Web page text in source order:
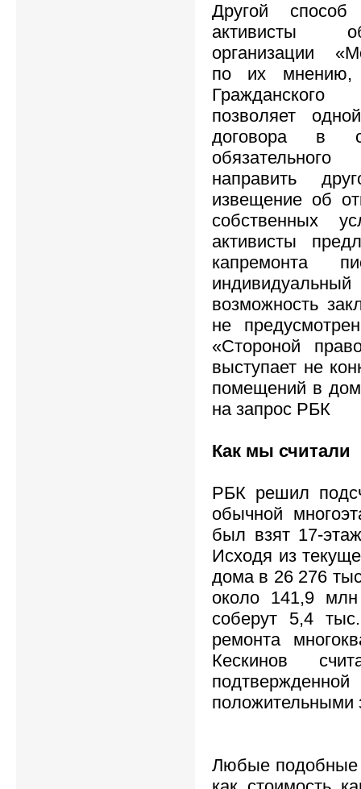
Другой способ
активисты
организации
по их мнению,
позволяет
договора в
обязательного
направить
извещение об
собственных
активисты
капремонта
возможность
не
«Стороной
выступает не
помещений в
на запрос РБК
Как мы считали
РБК решил
обычной
был взят 17-
Исходя из
дома в 26 276
около 141,9
соберут 5,4
ремонта
Кескинов
положительными
Любые подобные